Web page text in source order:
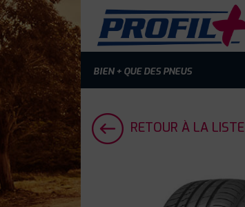
BIEN + QUE DES PNEUS
RETOUR À LA LISTE